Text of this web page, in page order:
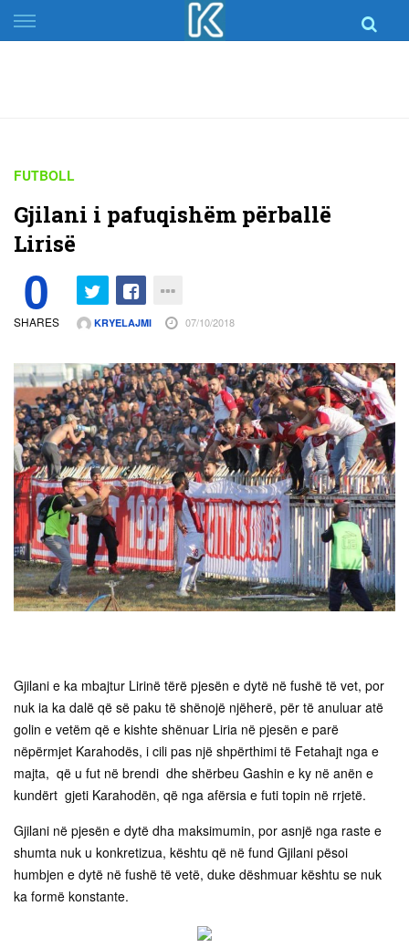
Skip
to
FUTBOLL
Gjilani i pafuqishëm përballë
Lirisë
0
SHARES KRYELAJMI 07/10/2018
Gjilani e ka mbajtur Lirinë tërë pjesën e dytë në fushë të vet, por
nuk ia ka dalë që së paku të shënojë njëherë, për të anuluar atë
golin e vetëm që e kishte shënuar Liria në pjesën e parë
nëpërmjet Karahodës, i cili pas një shpërthimi të Fetahajt nga e
majta, që u fut në brendi dhe shërbeu Gashin e ky në anën e
kundërt gjeti Karahodën, që nga afërsia e futi topin në rrjetë.
Gjilani në pjesën e dytë dha maksimumin, por asnjë nga raste e
shumta nuk u konkretizua, kështu që në fund Gjilani pësoi
humbjen e dytë në fushë të vetë, duke dëshmuar kështu se nuk
ka formë konstante.